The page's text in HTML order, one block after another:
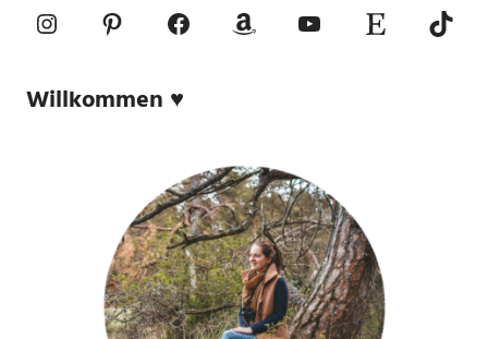
InstagramPinterestFacebookAmazonYouTube
Etsy-Shop
Willkommen ♥